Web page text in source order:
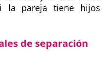
la pareja tiene hijos
de separación